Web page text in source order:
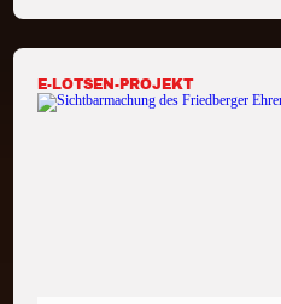
E-LOTSEN-PROJEKT